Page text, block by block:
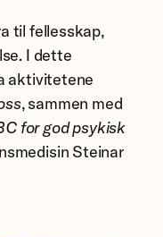
til fellesskap,
I dette
aktivitetene
, sammen med
for god psykisk
Steinar